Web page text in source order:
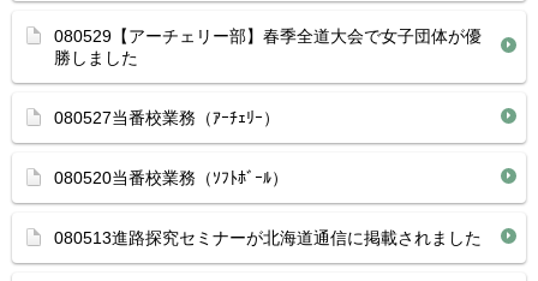
080529【アーチェリー部】春季全道大会で女子団体が優
勝しました
080527当番校業務（ｱｰﾁｪﾘｰ）
080520当番校業務（ｿﾌﾄﾎﾞｰﾙ）
080513進路探究セミナーが北海道通信に掲載されました